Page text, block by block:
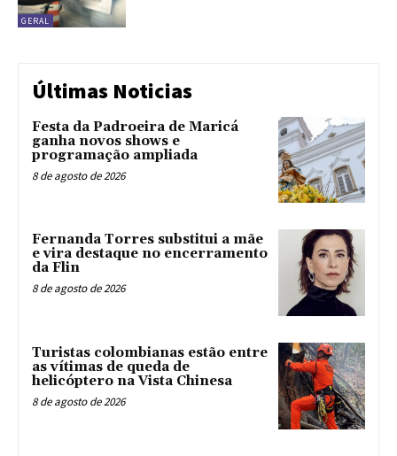
GERAL
Últimas Noticias
Festa da Padroeira de Maricá
ganha novos shows e
programação ampliada
8 de agosto de 2026
Fernanda Torres substitui a mãe
e vira destaque no encerramento
da Flin
8 de agosto de 2026
Turistas colombianas estão entre
as vítimas de queda de
helicóptero na Vista Chinesa
8 de agosto de 2026